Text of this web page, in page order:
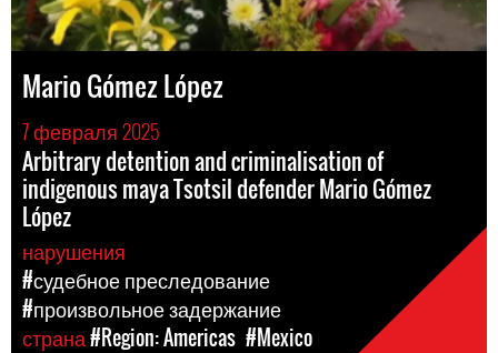
Mario Gómez López
7 февраля 2025
Arbitrary detention and criminalisation of
indigenous maya Tsotsil defender Mario Gómez
López
нарушения
#судебное преследование
#произвольное задержание
страна#Region: Americas #Mexico